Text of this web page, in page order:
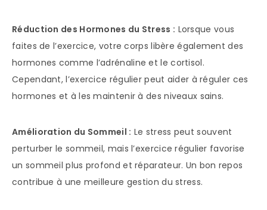
Réduction des Hormones du Stress : Lorsque vous
faites de l’exercice, votre corps libère également des
hormones comme l’adrénaline et le cortisol.
Cependant, l’exercice régulier peut aider à réguler ces
hormones et à les maintenir à des niveaux sains.
Amélioration du Sommeil : Le stress peut souvent
perturber le sommeil, mais l’exercice régulier favorise
un sommeil plus profond et réparateur. Un bon repos
contribue à une meilleure gestion du stress.